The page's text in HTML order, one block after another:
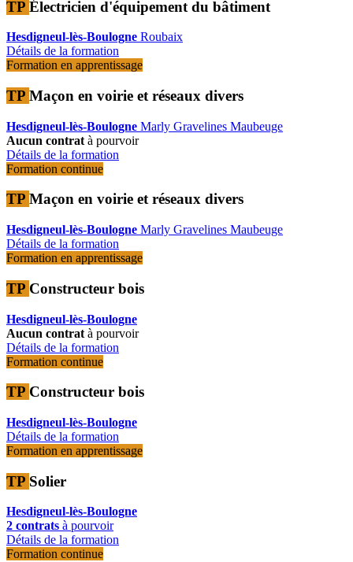
TP Électricien d'équipement du bâtiment
Hesdigneul-lès-Boulogne Roubaix
Détails de la formation
Formation en apprentissage
TP Maçon en voirie et réseaux divers
Hesdigneul-lès-Boulogne Marly Gravelines Maubeuge
Aucun contrat à pourvoir
Détails de la formation
Formation continue
TP Maçon en voirie et réseaux divers
Hesdigneul-lès-Boulogne Marly Gravelines Maubeuge
Détails de la formation
Formation en apprentissage
TP Constructeur bois
Hesdigneul-lès-Boulogne
Aucun contrat à pourvoir
Détails de la formation
Formation continue
TP Constructeur bois
Hesdigneul-lès-Boulogne
Détails de la formation
Formation en apprentissage
TP Solier
Hesdigneul-lès-Boulogne
2 contrats à pourvoir
Détails de la formation
Formation continue